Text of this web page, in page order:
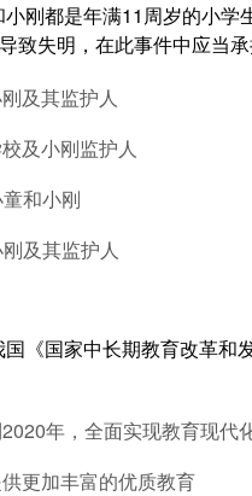
小刚都是年满11周岁的小
致失明，在此事件中应当承
及其监护人
及小刚监护人
和小刚
及其监护人
国《国家中长期教育改革
年，全面实现教育现代
更加丰富的优质教育